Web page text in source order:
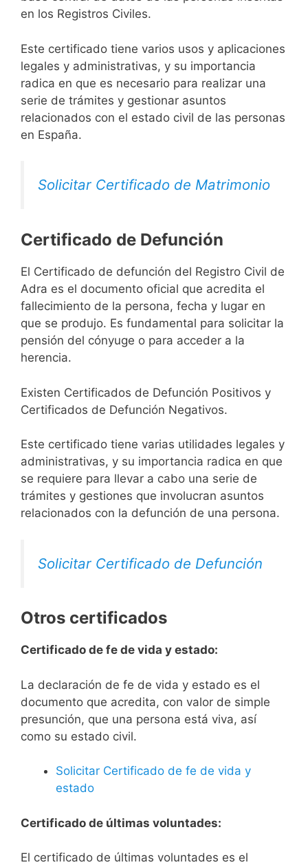
en los Registros Civiles.
Este certificado tiene varios usos y aplicaciones
legales y administrativas, y su importancia
radica en que es necesario para realizar una
serie de trámites y gestionar asuntos
relacionados con el estado civil de las personas
en España.
Solicitar Certificado de Matrimonio
Certificado de Defunción
El Certificado de defunción del Registro Civil de
Adra es el documento oficial que acredita el
fallecimiento de la persona, fecha y lugar en
que se produjo. Es fundamental para solicitar la
pensión del cónyuge o para acceder a la
herencia.
Existen Certificados de Defunción Positivos y
Certificados de Defunción Negativos.
Este certificado tiene varias utilidades legales y
administrativas, y su importancia radica en que
se requiere para llevar a cabo una serie de
trámites y gestiones que involucran asuntos
relacionados con la defunción de una persona.
Solicitar Certificado de Defunción
Otros certificados
Certificado de fe de vida y estado:
La declaración de fe de vida y estado es el
documento que acredita, con valor de simple
presunción, que una persona está viva, así
como su estado civil.
Solicitar Certificado de fe de vida y
estado
Certificado de últimas voluntades:
El certificado de últimas voluntades es el